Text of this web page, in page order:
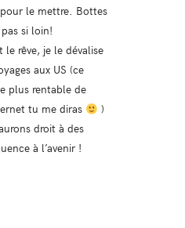
le mettre. Bottes
si loin!
le rêve, je le dévalise
aux US (ce
plus rentable de
tu me diras
)
droit à des
à l’avenir !